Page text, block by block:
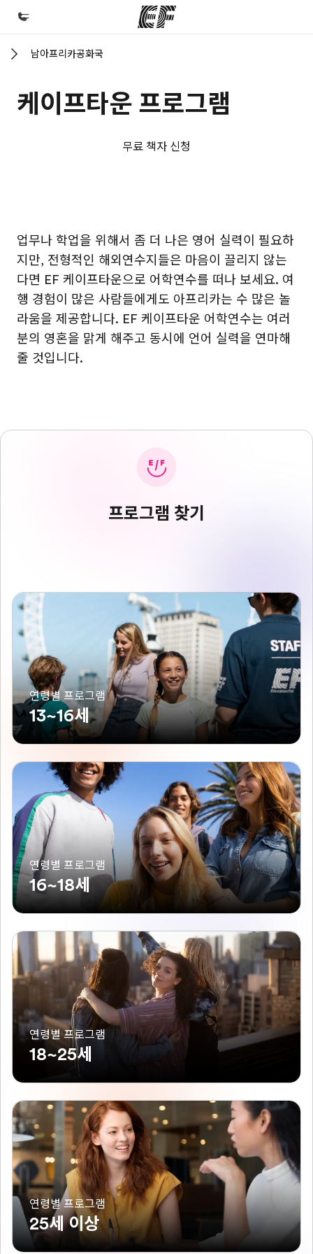
프로그램
사업 부문
글로벌 인재 채용
남아프리카공화국
케이프타운 프로그램
무료 책자 신청
업무나 학업을 위해서 좀 더 나은 영어 실력이 필요하
지만, 전형적인 해외연수지들은 마음이 끌리지 않는
다면 EF 케이프타운으로 어학연수를 떠나 보세요. 여
행 경험이 많은 사람들에게도 아프리카는 수 많은 놀
라움을 제공합니다. EF 케이프타운 어학연수는 여러
분의 영혼을 맑게 해주고 동시에 언어 실력을 연마해
줄 것입니다.
프로그램 찾기
연령별 프로그램
13~16세
연령별 프로그램
16~18세
연령별 프로그램
18~25세
연령별 프로그램
25세 이상